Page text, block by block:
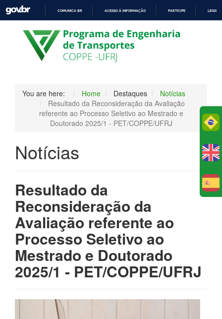
PARA
O
CONTEÚDO
COMUNICA BR ACESSO À INFORMAÇÃO PARTICIPE
You are here: Home Destaques
Notícias
Resultado da Reconsideração da Avaliação
referente ao Processo Seletivo ao Mestrado e
Doutorado 2025/1 - PET/COPPE/UFRJ
Notícias
Resultado da
Reconsideração da
Avaliação referente ao
Processo Seletivo ao
Mestrado e Doutorado
2025/1 - PET/COPPE/UFRJ